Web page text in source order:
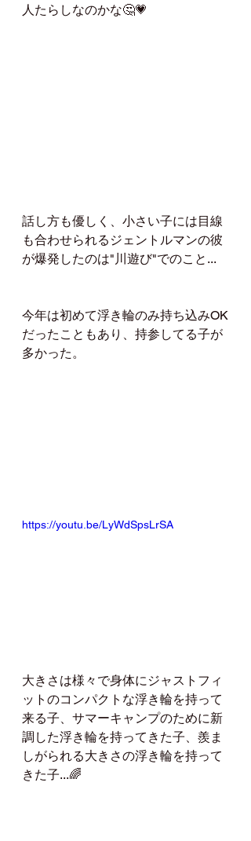
人たらしなのかな🤔💗
話し方も優しく、小さい子には目線
も合わせられるジェントルマンの彼
が爆発したのは"川遊び"でのこと...
今年は初めて浮き輪のみ持ち込みOK
だったこともあり、持参してる子が
多かった。
https://youtu.be/LyWdSpsLrSA
大きさは様々で身体にジャストフィ
ットのコンパクトな浮き輪を持って
来る子、サマーキャンプのために新
調した浮き輪を持ってきた子、羨ま
しがられる大きさの浮き輪を持って
きた子...🌈